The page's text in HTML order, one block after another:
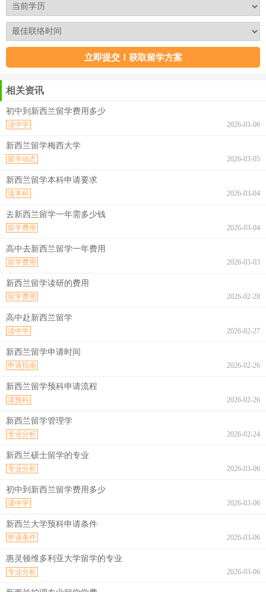
相关资讯
初中到新西兰留学费用多少
2026-03-06
读中学
新西兰留学梅西大学
2026-03-05
留学动态
新西兰留学本科申请要求
2026-03-04
读本科
去新西兰留学一年需多少钱
2026-03-04
留学费用
高中去新西兰留学一年费用
2026-03-03
留学费用
新西兰留学读研的费用
2026-02-28
留学费用
高中赴新西兰留学
2026-02-27
读中学
新西兰留学申请时间
2026-02-26
申请指南
新西兰留学预科申请流程
2026-02-26
读预科
新西兰留学管理学
2026-02-24
专业分析
新西兰硕士留学的专业
2026-03-06
专业分析
初中到新西兰留学费用多少
2026-03-06
读中学
新西兰大学预科申请条件
2026-03-06
申请条件
惠灵顿维多利亚大学留学的专业
2026-03-06
专业分析